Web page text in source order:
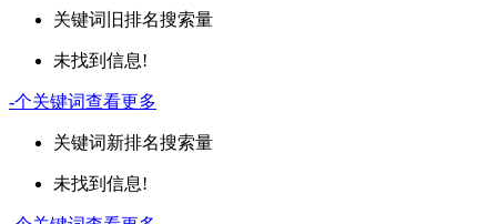
关键词 旧排名搜索量
未找到信息!
-个关键词查看更多
关键词新排名搜索量
未找到信息!